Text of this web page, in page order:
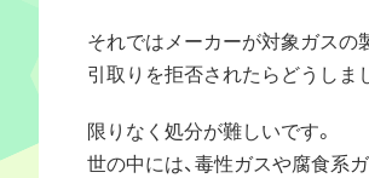
それではメーカーが対象ガスの
引取りを拒否されたらどうしま
限りなく処分が難しいです。
世の中には、毒性ガスや腐食系